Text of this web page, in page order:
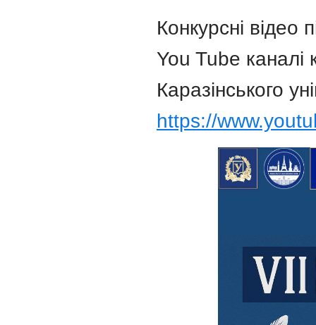
Конкурсні відео
You Tube каналі
Каразінського
https://